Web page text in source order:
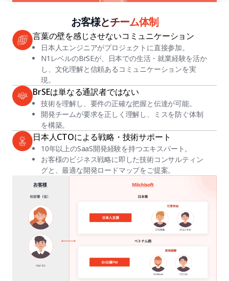
お客様とチーム体制
言葉の壁を感じさせないコミュニケーション
日本人エンジニアがプロジェクトに直接参加。
N1レベルのBrSEが、日本での生活・就業経験を活か
し、文化理解と信頼あるコミュニケーションを実
現。
BrSEは単なる通訳者ではない
技術を理解し、要件の正確な把握と伝達が可能。
開発チームが要求を正しく理解し、ミスを防ぐ体制
を構築。
日本人CTOによる戦略・技術サポート
10年以上のSaaS開発経験を持つエキスパート。
お客様のビジネス戦略に即した技術コンサルティン
グと、最適な開発ロードマップをご提案。